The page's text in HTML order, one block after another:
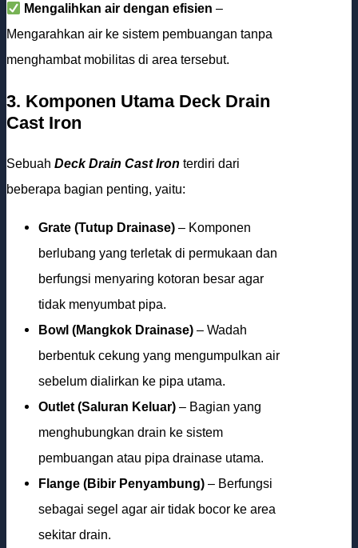
Mengalihkan air dengan efisien –
Mengarahkan air ke sistem pembuangan tanpa
menghambat mobilitas di area tersebut.
3. Komponen Utama Deck Drain
Cast Iron
Sebuah Deck Drain Cast Iron terdiri dari
beberapa bagian penting, yaitu:
Grate (Tutup Drainase) – Komponen
berlubang yang terletak di permukaan dan
berfungsi menyaring kotoran besar agar
tidak menyumbat pipa.
Bowl (Mangkok Drainase) – Wadah
berbentuk cekung yang mengumpulkan air
sebelum dialirkan ke pipa utama.
Outlet (Saluran Keluar) – Bagian yang
menghubungkan drain ke sistem
pembuangan atau pipa drainase utama.
Flange (Bibir Penyambung) – Berfungsi
sebagai segel agar air tidak bocor ke area
sekitar drain.